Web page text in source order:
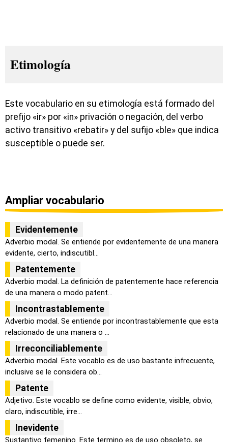
Etimología
Este vocabulario en su etimología está formado del
prefijo «ir» por «in» privación o negación, del verbo
activo transitivo «rebatir» y del sufijo «ble» que indica
susceptible o puede ser.
Ampliar vocabulario
Evidentemente
Adverbio modal. Se entiende por evidentemente de una manera
evidente, cierto, indiscutibl...
Patentemente
Adverbio modal. La definición de patentemente hace referencia
de una manera o modo patent...
Incontrastablemente
Adverbio modal. Se entiende por incontrastablemente que esta
relacionado de una manera o ...
Irreconciliablemente
Adverbio modal. Este vocablo es de uso bastante infrecuente,
inclusive se le considera ob...
Patente
Adjetivo. Este vocablo se define como evidente, visible, obvio,
claro, indiscutible, irre...
Inevidente
Sustantivo femenino. Este termino es de uso obsoleto, se